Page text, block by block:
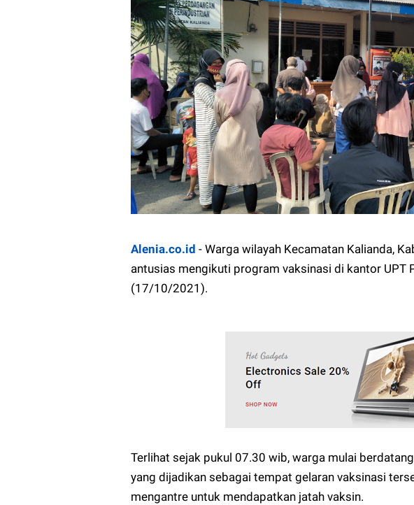
Alenia.co.id - Warga wilayah Kecamatan Kalianda,
antusias mengikuti program vaksinasi di kantor UPT
(17/10/2021).
Terlihat sejak pukul 07.30 wib, warga mulai
yang dijadikan sebagai tempat gelaran vaksinasi
mengantre untuk mendapatkan jatah vaksin.